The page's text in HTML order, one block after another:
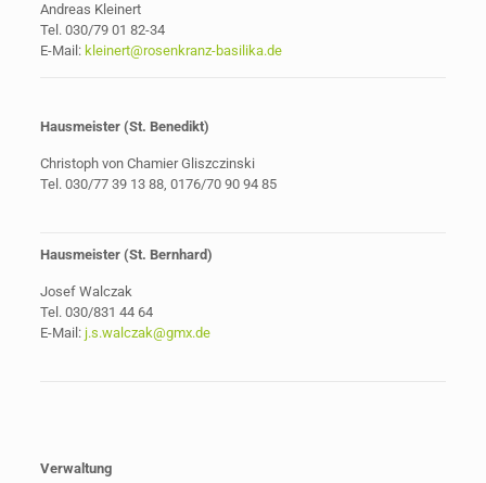
Andreas Kleinert
Tel. 030/79 01 82-34
E-Mail: kleinert@rosenkranz-basilika.de
Hausmeister (St. Benedikt)
Christoph von Chamier Gliszczinski
Tel. 030/77 39 13 88, 0176/70 90 94 85
Hausmeister (St. Bernhard)
Josef Walczak
Tel. 030/831 44 64
E-Mail:j.s.walczak@gmx.de
Verwaltung